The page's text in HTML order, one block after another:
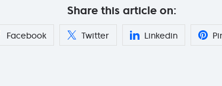
Share this article on:
Facebook Twitter Linkedin